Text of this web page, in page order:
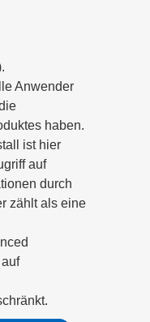
Anwender
haben.
ist hier
auf
durch
zählt als eine